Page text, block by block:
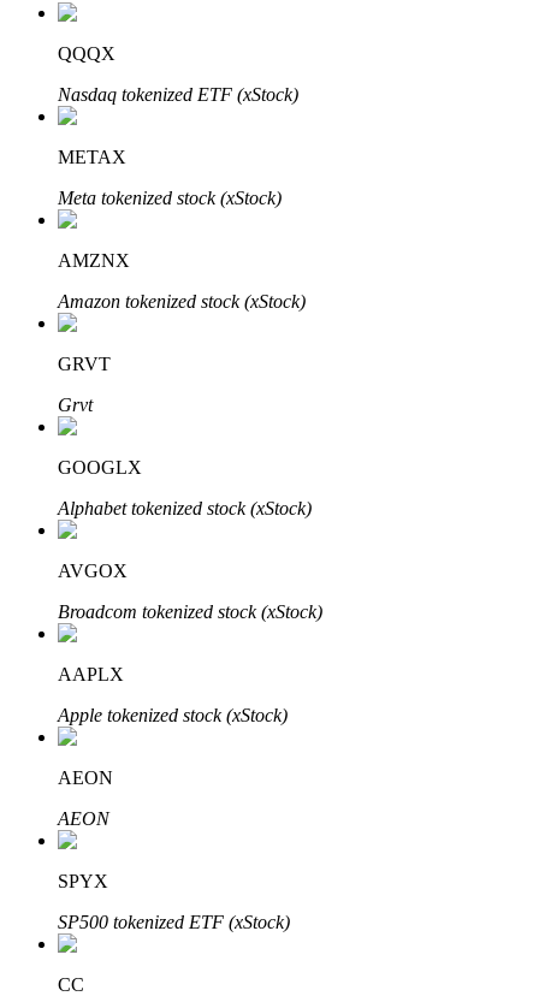
Investimento Automático
Obtenha lucro a longo prazo e interesses flexíveis
Aprenda a apostar
Aprenda como ganhar renda passiva
Bitrue
AI
Parceiros Bitrue
Afiliados Bitrue
QQQX
Nasdaq tokenized ETF (xStock)
METAX
Meta tokenized stock (xStock)
AMZNX
Amazon tokenized stock (xStock)
GRVT
Grvt
GOOGLX
Alphabet tokenized stock (xStock)
AVGOX
Broadcom tokenized stock (xStock)
AAPLX
Apple tokenized stock (xStock)
AEON
AEON
SPYX
SP500 tokenized ETF (xStock)
CC